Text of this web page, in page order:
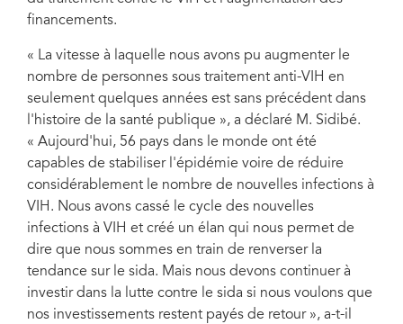
financements.
« La vitesse à laquelle nous avons pu augmenter le
nombre de personnes sous traitement anti-VIH en
seulement quelques années est sans précédent dans
l'histoire de la santé publique », a déclaré M. Sidibé.
« Aujourd'hui, 56 pays dans le monde ont été
capables de stabiliser l'épidémie voire de réduire
considérablement le nombre de nouvelles infections à
VIH. Nous avons cassé le cycle des nouvelles
infections à VIH et créé un élan qui nous permet de
dire que nous sommes en train de renverser la
tendance sur le sida. Mais nous devons continuer à
investir dans la lutte contre le sida si nous voulons que
nos investissements restent payés de retour », a-t-il